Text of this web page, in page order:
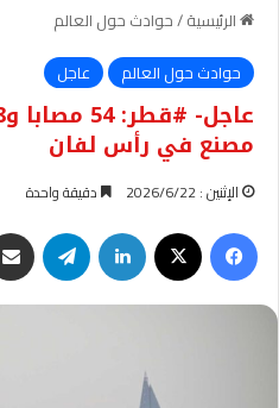
الرئيسية/حوادث حول العالم
حوادث حول العالم
عاجل
مصنع في رأس لفان
الإثنين : 2026/6/22 دقيقة واحدة
فيسبوك لينكدإن تيلقرام